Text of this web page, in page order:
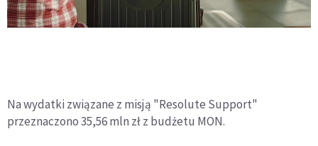
Na wydatki związane z misją "Resolute Support"
przeznaczono 35,56 mln zł z budżetu MON.